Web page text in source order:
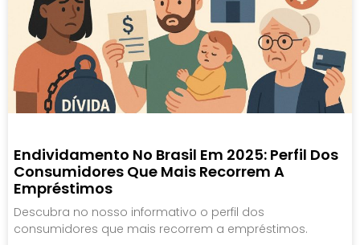
Endividamento No Brasil Em 2025: Perfil Dos
Consumidores Que Mais Recorrem A
Empréstimos
Descubra no nosso informativo o perfil dos
consumidores que mais recorrem a empréstimos.